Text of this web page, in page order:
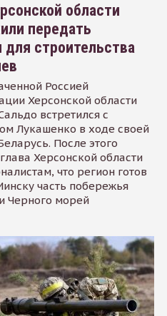
области
передать
для строительства
Россией
Херсонской области
встретился с
Лукашенко в ходе своей
После этого
Херсонской области
что регион готов
часть побережья
Черного морей